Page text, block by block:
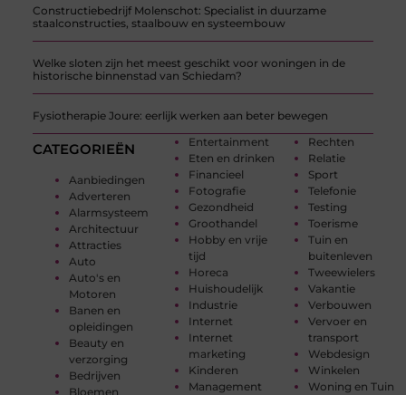
Constructiebedrijf Molenschot: Specialist in duurzame
staalconstructies, staalbouw en systeembouw
Welke sloten zijn het meest geschikt voor woningen in de
historische binnenstad van Schiedam?
Fysiotherapie Joure: eerlijk werken aan beter bewegen
CATEGORIEËN
Aanbiedingen
Adverteren
Alarmsysteem
Architectuur
Attracties
Auto
Auto's en
Motoren
Banen en
opleidingen
Beauty en
verzorging
Bedrijven
Bloemen
Entertainment
Eten en drinken
Financieel
Fotografie
Gezondheid
Groothandel
Hobby en vrije
tijd
Horeca
Huishoudelijk
Industrie
Internet
Internet
marketing
Kinderen
Management
Rechten
Relatie
Sport
Telefonie
Testing
Toerisme
Tuin en
buitenleven
Tweewielers
Vakantie
Verbouwen
Vervoer en
transport
Webdesign
Winkelen
Woning en Tuin